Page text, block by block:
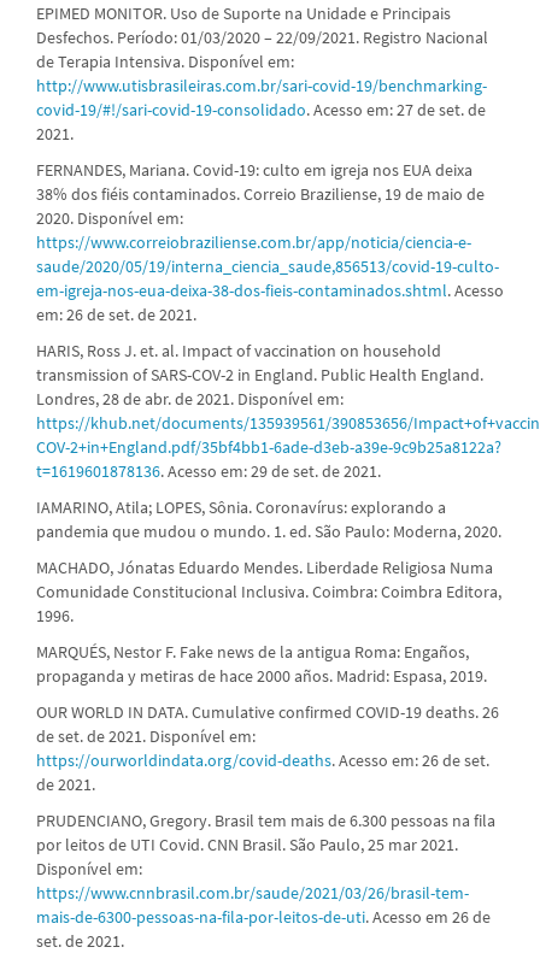
EPIMED MONITOR. Uso de Suporte na Unidade e Principais
Desfechos. Período: 01/03/2020 – 22/09/2021. Registro Nacional
de Terapia Intensiva. Disponível em:
http://www.utisbrasileiras.com.br/sari-covid-19/benchmarking-
covid-19/#!/sari-covid-19-consolidado. Acesso em: 27 de set. de
2021.
FERNANDES, Mariana. Covid-19: culto em igreja nos EUA deixa
38% dos fiéis contaminados. Correio Braziliense, 19 de maio de
2020. Disponível em:
https://www.correiobraziliense.com.br/app/noticia/ciencia-e-
saude/2020/05/19/interna_ciencia_saude,856513/covid-19-culto-
em-igreja-nos-eua-deixa-38-dos-fieis-contaminados.shtml. Acesso
em: 26 de set. de 2021.
HARIS, Ross J. et. al. Impact of vaccination on household
transmission of SARS-COV-2 in England. Public Health England.
Londres, 28 de abr. de 2021. Disponível em:
https://khub.net/documents/135939561/390853656/
COV-2+in+England.pdf/35bf4bb1-6ade-d3eb-a39e-9c9b25a8122a?
t=1619601878136. Acesso em: 29 de set. de 2021.
IAMARINO, Atila; LOPES, Sônia. Coronavírus: explorando a
pandemia que mudou o mundo. 1. ed. São Paulo: Moderna, 2020.
MACHADO, Jónatas Eduardo Mendes. Liberdade Religiosa Numa
Comunidade Constitucional Inclusiva. Coimbra: Coimbra Editora,
1996.
MARQUÉS, Nestor F. Fake news de la antigua Roma: Engaños,
propaganda y metiras de hace 2000 años. Madrid: Espasa, 2019.
OUR WORLD IN DATA. Cumulative confirmed COVID-19 deaths. 26
de set. de 2021. Disponível em:
https://ourworldindata.org/covid-deaths. Acesso em: 26 de set.
de 2021.
PRUDENCIANO, Gregory. Brasil tem mais de 6.300 pessoas na fila
por leitos de UTI Covid. CNN Brasil. São Paulo, 25 mar 2021.
Disponível em:
https://www.cnnbrasil.com.br/saude/2021/03/26/brasil-tem-
mais-de-6300-pessoas-na-fila-por-leitos-de-uti. Acesso em 26 de
set. de 2021.